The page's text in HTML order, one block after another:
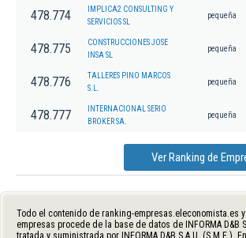
478.774
IMPLICA2 CONSULTING Y
SERVICIOS SL
pequeña
478.775
CONSTRUCCIONES JOSE
INSA SL
pequeña
478.776
TALLERES PINO MARCOS
S.L.
pequeña
478.777
INTERNACIONAL SERIO
BROKER SA.
pequeña
Ver Ranking de
Todo el contenido de ranking-empresas.eleconomista.es
empresas procede de la base de datos de INFORMA D&B
tratada y suministrada por INFORMA D&B S.A.U. (S.M.E.).